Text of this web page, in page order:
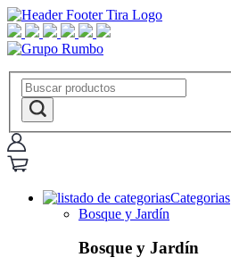
Categorias
Bosque y Jardín
Bosque y Jardín